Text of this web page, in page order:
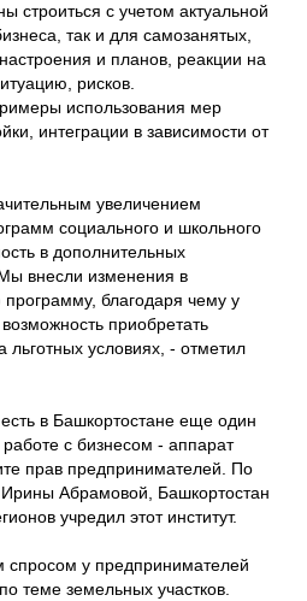
строиться с учетом актуальной
так и для самозанятых,
и планов, реакции на
рисков.
использования мер
интеграции в зависимости от
увеличением
социального и школьного
в дополнительных
внесли изменения в
благодаря чему у
приобретать
льготных условиях, - отметил
в Башкортостане еще один
с бизнесом - аппарат
прав предпринимателей. По
Абрамовой, Башкортостан
учредил этот институт.
у предпринимателей
теме земельных участков.